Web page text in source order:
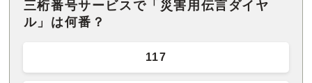
三桁番号サービスで「災害用伝言ダイヤ
ル」は何番？
117